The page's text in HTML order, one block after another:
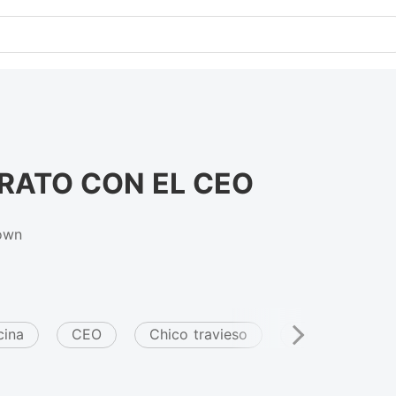
CON EL CEO
CEO Chico travieso Arrogante/